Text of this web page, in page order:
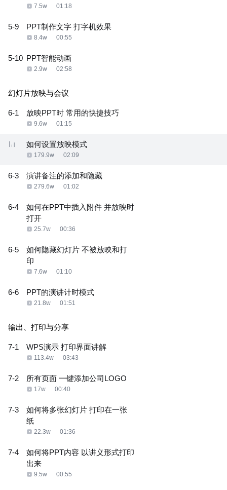
7.5w 01:18
5-9 PPT制作文字 打字机效果
8.4w 00:55
5-10 PPT智能动画
2.9w 02:58
幻灯片放映与会议
6-1 放映PPT时 常用的快捷技巧
9.6w 01:15
如何设置放映模式
179.9w 02:09
6-3 演讲备注的添加和隐藏
279.6w 01:02
6-4
如何在PPT中插入附件 并放映时
打开
25.7w 00:36
6-5
如何隐藏幻灯片 不被放映和打
印
7.6w 01:10
6-6 PPT的演讲计时模式
21.8w 01:51
输出、打印与分享
7-1 WPS演示 打印界面讲解
113.4w 03:43
7-2 所有页面 一键添加公司LOGO
17w 00:40
7-3
如何将多张幻灯片 打印在一张
纸
22.3w 01:36
7-4
如何将PPT内容 以讲义形式打印
出来
9.5w 00:55